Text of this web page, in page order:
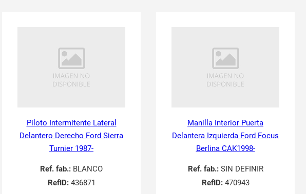
Piloto Intermitente Lateral
Delantero Derecho Ford Sierra
Turnier 1987-
Ref. fab.: BLANCO
RefID:436871
Manilla Interior Puerta
Delantera Izquierda Ford Focus
Berlina CAK1998-
Ref. fab.:SIN DEFINIR
RefID:470943